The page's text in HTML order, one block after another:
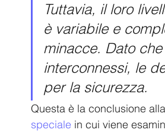
Tuttavia, il loro
è variabile e
minacce. Dato
interconnessi, le
per la sicurezza.
Questa è la conclusione
speciale in cui viene